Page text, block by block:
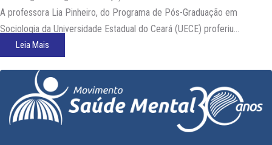
A professora Lia Pinheiro, do Programa de Pós-Graduação em
Sociologia da Universidade Estadual do Ceará (UECE) proferiu
palestra sobre soberania, segurança alimentar e alimento como
Leia Mais